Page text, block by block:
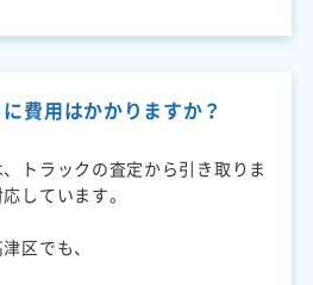
費用はかかりますか？
トラックの査定から引き取りま
しています。
区でも、